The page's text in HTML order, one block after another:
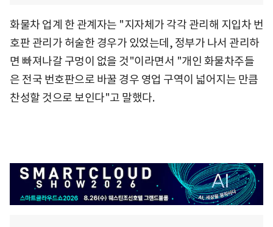
화물차 업계 한 관계자는 "지자체가 각각 관리해 지입차 번
호판 관리가 허술한 경우가 있었는데, 정부가 나서 관리하
면 빠져나갈 구멍이 없을 것"이라면서 "개인 화물차주들
은 전국 번호판으로 바꿀 경우 영업 구역이 넓어지는 만큼
찬성할 것으로 보인다"고 말했다.